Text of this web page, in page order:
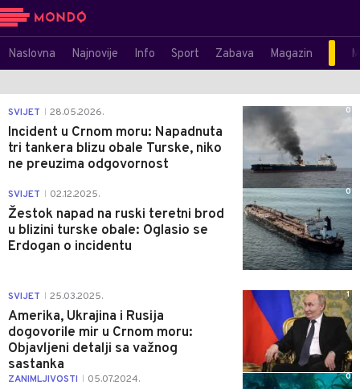
Naslovna Najnovije Info Sport Zabava Magazin
SVIJET 28.05.2026.
Incident u Crnom moru: Napadnuta
tri tankera blizu obale Turske, niko
ne preuzima odgovornost
0
SVIJET 02.12.2025.
Žestok napad na ruski teretni brod
u blizini turske obale: Oglasio se
Erdogan o incidentu
0
SVIJET 25.03.2025.
Amerika, Ukrajina i Rusija
dogovorile mir u Crnom moru:
Objavljeni detalji sa važnog
sastanka
1
ZANIMLJIVOSTI 05.07.2024. 0